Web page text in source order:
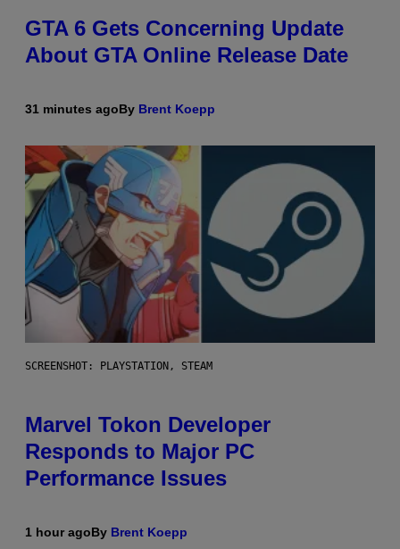
GTA 6 Gets Concerning Update
About GTA Online Release Date
31 minutes agoBy Brent Koepp
SCREENSHOT: PLAYSTATION, STEAM
Marvel Tokon Developer
Responds to Major PC
Performance Issues
1 hour agoBy Brent Koepp